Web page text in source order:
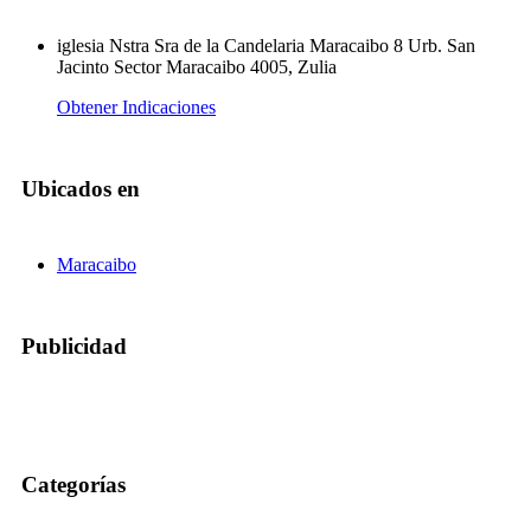
iglesia Nstra Sra de la Candelaria Maracaibo 8 Urb. San
Jacinto Sector Maracaibo 4005, Zulia
Obtener Indicaciones
Ubicados en
Maracaibo
Publicidad
Categorías